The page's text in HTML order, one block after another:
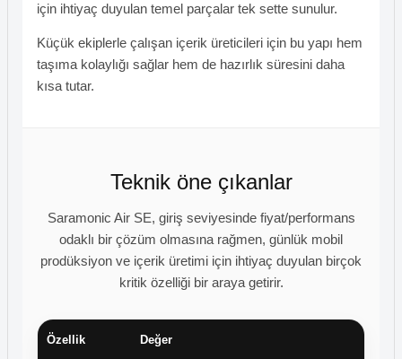
için ihtiyaç duyulan temel parçalar tek sette sunulur.
Küçük ekiplerle çalışan içerik üreticileri için bu yapı hem
taşıma kolaylığı sağlar hem de hazırlık süresini daha
kısa tutar.
Teknik öne çıkanlar
Saramonic Air SE, giriş seviyesinde fiyat/performans
odaklı bir çözüm olmasına rağmen, günlük mobil
prodüksiyon ve içerik üretimi için ihtiyaç duyulan birçok
kritik özelliği bir araya getirir.
Özellik Değer